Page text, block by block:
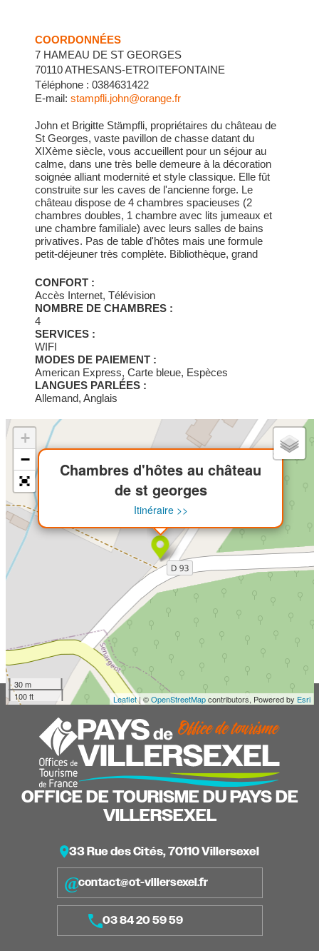
COORDONNÉES
7 HAMEAU DE ST GEORGES
70110 ATHESANS-ETROITEFONTAINE
Téléphone : 0384631422
E-mail:stampfli.john@orange.fr
John et Brigitte Stämpfli, propriétaires du château de
St Georges, vaste pavillon de chasse datant du
XIXème siècle, vous accueillent pour un séjour au
calme, dans une très belle demeure à la décoration
soignée alliant modernité et style classique. Elle fût
construite sur les caves de l'ancienne forge. Le
château dispose de 4 chambres spacieuses (2
chambres doubles, 1 chambre avec lits jumeaux et
une chambre familiale) avec leurs salles de bains
privatives. Pas de table d'hôtes mais une formule
petit-déjeuner très complète. Bibliothèque, grand
les pièces du rez-de chaussée. TV et WiFi dans
toutes les chambres. TARIFS: Chambre familiale 4
personnes: 150€ Chambres doubles: 80€ Petit-
déjeuner: 90€
CONFORT :
Accès Internet, Télévision
NOMBRE DE CHAMBRES :
4
SERVICES :
WIFI
MODES DE PAIEMENT :
American Express, Carte bleue, Espèces
LANGUES PARLÉES :
Allemand, Anglais
Chambres d'hôtes au château
de st georges
Itinéraire >>
×
+
−
30 m
100 ft
Leaflet| ©OpenStreetMapcontributors, Powered by Esri
OFFICE DE TOURISME DU PAYS DE
VILLERSEXEL
33 Rue des Cités, 70110 Villersexel
contact@ot-villersexel.fr
03 84 20 59 59